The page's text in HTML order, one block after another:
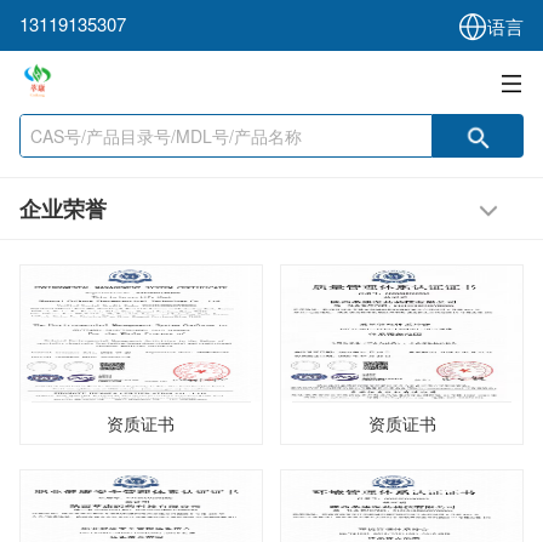
13119135307 语言
企业荣誉
资质证书 资质证书